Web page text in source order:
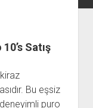
Satış
Bu eşsiz
puro